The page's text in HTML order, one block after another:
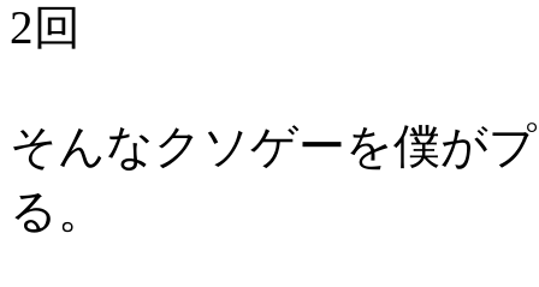
2回
そんなクソゲーを僕が
る。